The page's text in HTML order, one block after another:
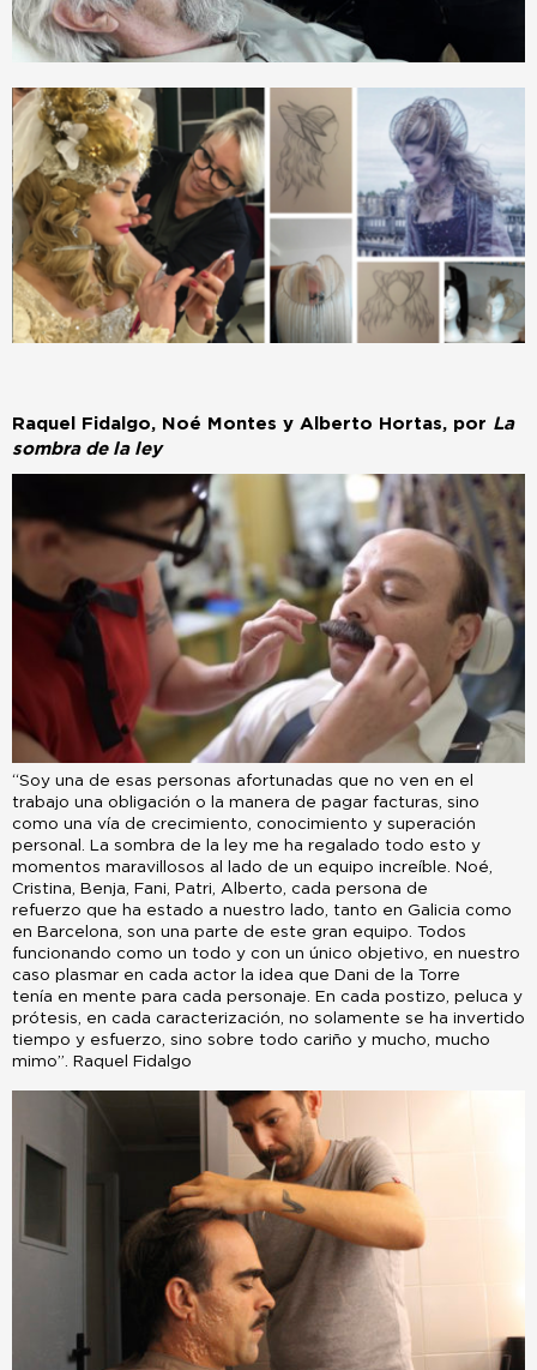
Raquel Fidalgo, Noé Montes y Alberto Hortas, por La
sombra de la ley
“Soy una de esas personas afortunadas que no ven en el
trabajo una obligación o la manera de pagar facturas, sino
como una vía de crecimiento, conocimiento y superación
personal. La sombra de la ley me ha regalado todo esto y
momentos maravillosos al lado de un equipo increíble. Noé,
Cristina, Benja, Fani, Patri, Alberto, cada persona de
refuerzo que ha estado a nuestro lado, tanto en Galicia como
en Barcelona, son una parte de este gran equipo. Todos
funcionando como un todo y con un único objetivo, en nuestro
caso plasmar en cada actor la idea que Dani de la Torre
tenía en mente para cada personaje. En cada postizo, peluca y
prótesis, en cada caracterización, no solamente se ha invertido
tiempo y esfuerzo, sino sobre todo cariño y mucho, mucho
mimo”. Raquel Fidalgo